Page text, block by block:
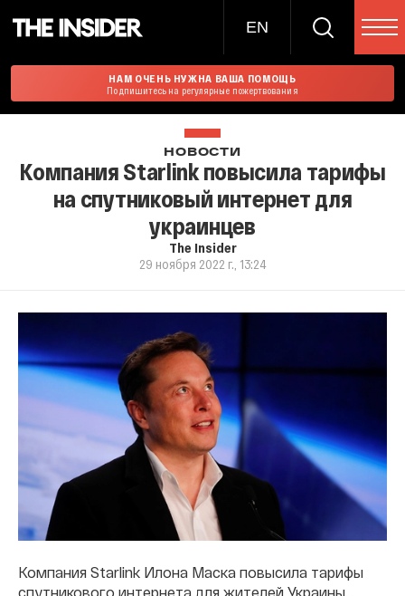
EN
НАМ ОЧЕНЬ НУЖНА ВАША ПОМОЩЬ
Подпишитесь на регулярные пожертвования
НОВОСТИ
Компания Starlink повысила тарифы
на спутниковый интернет для
украинцев
The Insider
29 ноября 2022 г., 13:24
Компания Starlink Илона Маска повысила тарифы
спутникового интернета для жителей Украины.